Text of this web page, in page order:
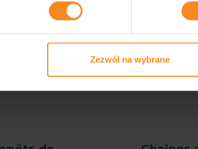
Zezwól na wybrane
large gamme de solutions : à partir des
basculants. Pour les matières
tout d’abord prendre en compte les
Un processus de tri des marchandises